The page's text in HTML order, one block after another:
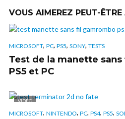
VOUS AIMEREZ PEUT-ÊTRE
MICROSOFT, PC, PS5, SONY, TESTS
Test de la manette
PS5 et PC
VIDÉO
MICROSOFT, NINTENDO, PC, PS4, PS5,